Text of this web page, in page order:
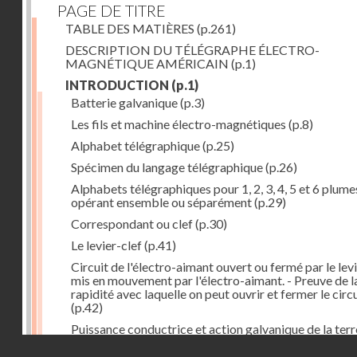
PAGE DE TITRE
TABLE DES MATIÈRES (p.261)
DESCRIPTION DU TÉLÉGRAPHE ÉLECTRO-
MAGNÉTIQUE AMÉRICAIN (p.1)
INTRODUCTION (p.1)
Batterie galvanique(p.3)
Les fils et machine électro-magnétiques (p.8)
Alphabet télégraphique(p.25)
Spécimen du langage télégraphique(p.26)
Alphabets télégraphiques pour 1, 2, 3, 4, 5 et 6
opérant ensemble ou séparément(p.29)
Correspondant ou clef(p.30)
Le levier-clef(p.41)
Circuit de l'électro-aimant ouvert ou fermé par le
mis en mouvement par l'électro-aimant. - Preuve de
rapidité avec laquelle on peut ouvrir et fermer le
(p.42)
Puissance conductrice et action galvanique de la